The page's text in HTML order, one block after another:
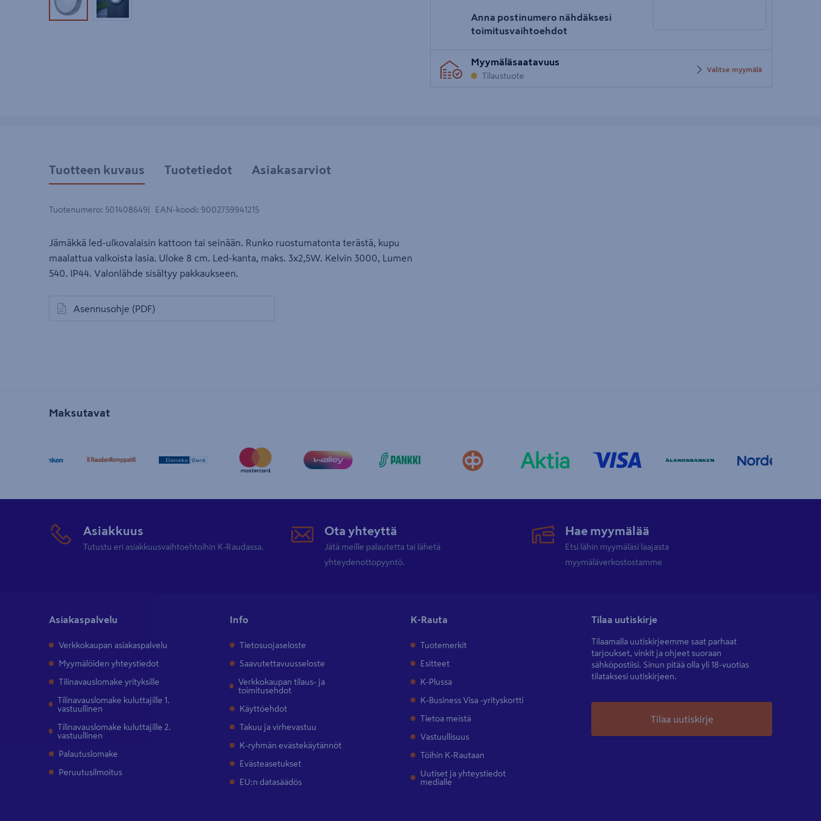
Tuotekuva 1Tuotekuva 2
Anna postinumero nähdäksesi
toimitusvaihtoehdot
postinumero
Myymäläsaatavuus
Tilaustuote
Valitse myymälä
Tuotteen kuvaus Tuotetiedot Asiakasarviot
Tuotenumero: 501408649 EAN-koodi: 9002759941215
Jämäkkä led-ulkovalaisin kattoon tai seinään. Runko ruostumatonta terästä, kupu
maalattua valkoista lasia. Uloke 8 cm. Led-kanta, maks. 3x2,5W. Kelvin 3000, Lumen
540. IP44. Valonlähde sisältyy pakkaukseen.
Asennusohje (PDF)
avautuu uuteen välilehteen
Maksutavat
Asiakkuus
Tutustu eri asiakkuusvaihtoehtoihin K-Raudassa.
Ota yhteyttä
Jätä meille palautetta tai lähetä
yhteydenottopyyntö.
Hae myymälää
Etsi lähin myymäläsi laajasta
myymäläverkostostamme
Asiakaspalvelu
Verkkokaupan asiakaspalvelu
Myymälöiden yhteystiedot
Tilinavauslomake yrityksille
Tilinavauslomake kuluttajille 1.
vastuullinen
Tilinavauslomake kuluttajille 2.
vastuullinen
Palautuslomake
Peruutusilmoitus
Info
Tietosuojaseloste
Saavutettavuusseloste
Verkkokaupan tilaus- ja
toimitusehdot
Käyttöehdot
Takuu ja virhevastuu
K-ryhmän evästekäytännöt
Evästeasetukset
EU:n datasäädös
K-Rauta
Tuotemerkit
Esitteet
K-Plussa
K-Business Visa -yrityskortti
Tietoa meistä
Vastuullisuus
Töihin K-Rautaan
Uutiset ja yhteystiedot
medialle
Tilaa uutiskirje
Tilaamalla uutiskirjeemme saat parhaat
tarjoukset, vinkit ja ohjeet suoraan
sähköpostiisi. Sinun pitää olla yli 18-vuotias
tilataksesi uutiskirjeen.
Tilaa uutiskirje